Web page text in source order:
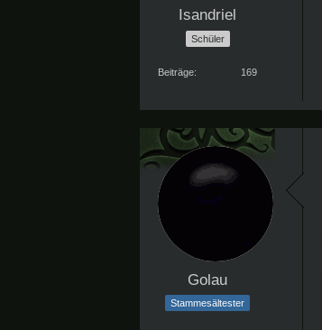
Isandriel
Schüler
Beiträge 169
Golau
Stammesältester